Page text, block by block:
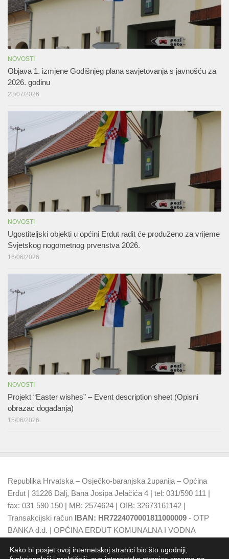
NOVOSTI
Objava 1. izmjene Godišnjeg plana savjetovanja s javnošću za
2026. godinu
28/07/2026
NOVOSTI
Ugostiteljski objekti u općini Erdut radit će produženo za vrijeme
Svjetskog nogometnog prvenstva 2026.
16/06/2026
NOVOSTI
Projekt “Easter wishes” – Event description sheet (Opisni
obrazac događanja)
15/06/2026
Republika Hrvatska – Osječko-baranjska županija – Općina
Erdut | 31226 Dalj, Bana Josipa Jelačića 4 | tel: 031/590 111 |
fax: 031 590 150 | MB: 2574624 | OIB: 32673161142 |
Transakcijski račun IBAN: HR7224070001811000009 - OTP
BANKA d.d. | OPĆINA ERDUT KOMUNALNA I VODNA
d.d.
Kako bi posjet ovoj internetskoj stranici bio što ugodniji,